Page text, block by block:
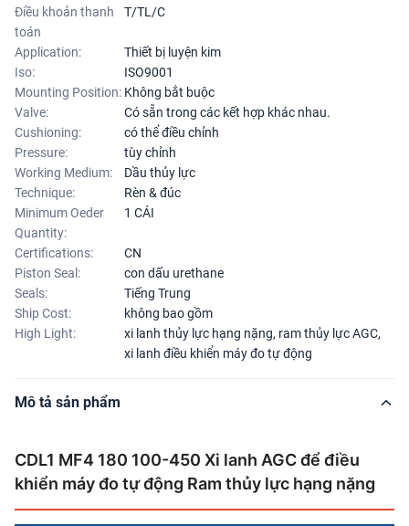
Điều khoản thanh
toán
T/TL/C
Application:
Thiết bị luyện kim
Iso:
ISO9001
Mounting Position: Không bắt buộc
Valve:
Có sẵn trong các kết hợp khác nhau.
Cushioning:
có thể điều chỉnh
Pressure:
tùy chỉnh
Working Medium:
Dầu thủy lực
Technique:
Rèn & đúc
Minimum Oeder
Quantity:
1 CÁI
Certifications:
CN
Piston Seal:
con dấu urethane
Seals:
Tiếng Trung
Ship Cost:
không bao gồm
High Light:
xi lanh thủy lực hạng nặng, ram thủy lực AGC,
xi lanh điều khiển máy đo tự động
Mô tả sản phẩm
CDL1 MF4 180 100-450 Xi lanh AGC để điều
khiển máy đo tự động Ram thủy lực hạng nặng